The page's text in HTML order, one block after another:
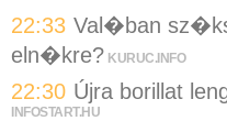
22:33 Val�ban
eln�kre? KURUC.INFO
22:30 Újra borillat
INFOSTART.HU